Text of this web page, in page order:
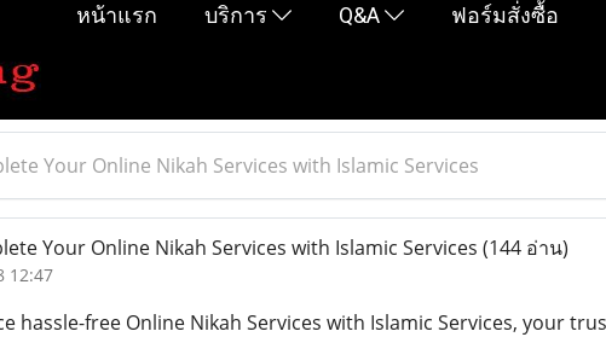
หน้าแรก บริการ Q&A ฟอร์มสั่งซื้อ
Your Online Nikah Services with Islamic Services
Your Online Nikah Services with Islamic Services (144 อ่าน)
12:47
hassle-free Online Nikah Services with Islamic Services, your